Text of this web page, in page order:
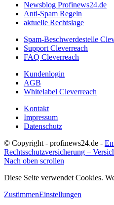
Newsblog Profinews24.de
Anti-Spam Regeln
aktuelle Rechtslage
Spam-Beschwerdestelle
Support Cleverreach
FAQ Cleverreach
Kundenlogin
AGB
Whitelabel Cleverreach
Kontakt
Impressum
Datenschutz
© Copyright - profinews24.de -
Rechtsschutzversicherung –
Nach oben scrollen
Diese Seite verwendet Cookies.
ZustimmenEinstellungen